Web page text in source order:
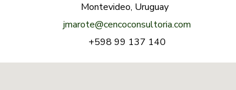
Montevideo, Uruguay
jmarote@cencoconsultoria.com
+598 99 137 140